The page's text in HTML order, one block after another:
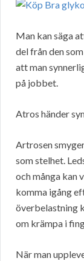
Man kan säga
del från den
att man
på jobbet.
Atros händer
Artrosen
som stelhet.
och många kan
komma igång
överbelastning
om krämpa i
När man